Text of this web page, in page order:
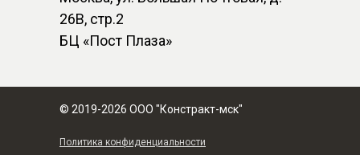
26В, стр.2
БЦ «Пост Плаза»
© 2019-2026 ООО "Констракт-мск"
Политика конфиденциальности